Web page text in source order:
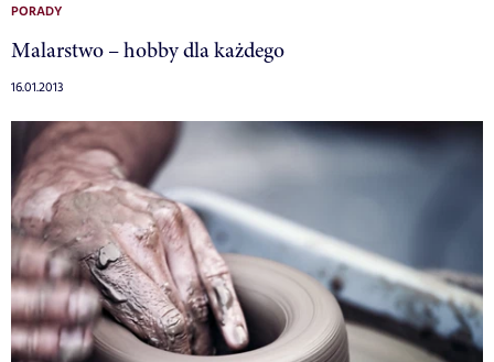
PORADY
Malarstwo – hobby dla każdego
16.01.2013